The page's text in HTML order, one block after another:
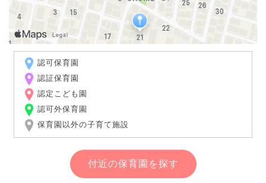
認可保育園
認証保育園
認定こども園
認可外保育園
保育園以外の子育て施設
付近の保育園を探す